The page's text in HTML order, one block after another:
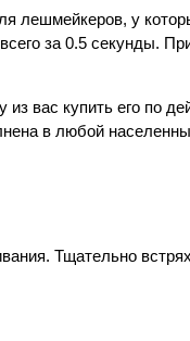
лешмейкеров, у
за 0.5 секунды.
вас купить его по
в любой
Тщательно